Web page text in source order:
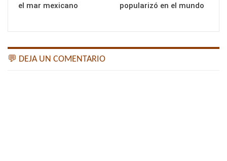
el mar mexicano
popularizó en el mundo
💬 DEJA UN COMENTARIO